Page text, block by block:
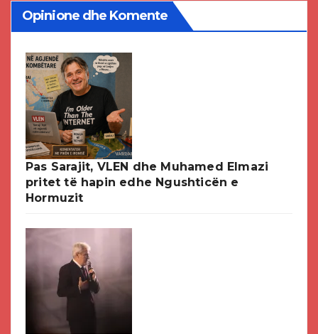
Opinione dhe Komente
Pas Sarajit, VLEN dhe Muhamed Elmazi
pritet të hapin edhe Ngushticën e
Hormuzit